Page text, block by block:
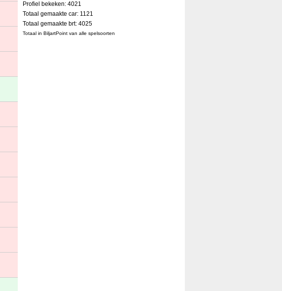
Profiel bekeken: 4021
Totaal gemaakte car: 1121
Totaal gemaakte brt: 4025
Totaal in BiljartPoint van alle spelsoorten